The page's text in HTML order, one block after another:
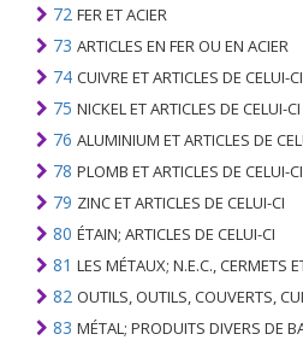
72 FER ET ACIER
73 ARTICLES EN FER OU EN ACIER
74 CUIVRE ET ARTICLES DE CELUI-CI
75 NICKEL ET ARTICLES DE CELUI-CI
76 ALUMINIUM ET ARTICLES DE
78 PLOMB ET ARTICLES DE CELUI-CI
79 ZINC ET ARTICLES DE CELUI-CI
80 ÉTAIN; ARTICLES DE CELUI-CI
81 LES MÉTAUX; N.E.C., CERMETS
82 OUTILS, OUTILS, COUVERTS, CUILLÈRES ET FOURCHES DE
83 MÉTAL; PRODUITS DIVERS DE